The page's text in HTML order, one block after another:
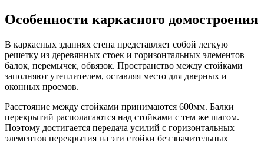
Особенности каркасного домостроения
В каркасных зданиях стена представляет собой легкую
решетку из деревянных стоек и горизонтальных элементов –
балок, перемычек, обвязок. Пространство между стойками
заполняют утеплителем, оставляя место для дверных и
оконных проемов.
Расстояние между стойками принимаются 600мм. Балки
перекрытий располагаются над стойками с тем же шагом.
Поэтому достигается передача усилий с горизонтальных
элементов перекрытия на эти стойки без значительных